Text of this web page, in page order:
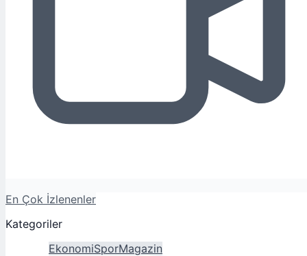
En Çok İzlenenler
Kategoriler
EkonomiSporMagazin